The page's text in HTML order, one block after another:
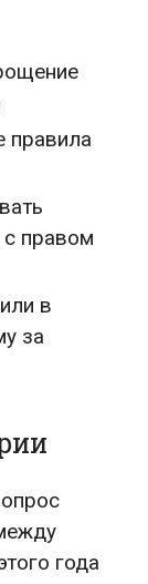
правила
правом
в
за
года